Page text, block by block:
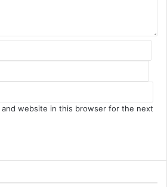
and website in this browser for the next